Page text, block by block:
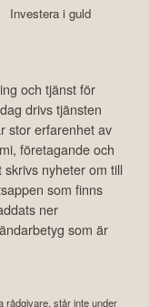
Investera i guld
och tjänst för
drivs tjänsten
stor erfarenhet av
företagande och
nyheter om till
som finns
ner
som är
rådgivare, står inte under